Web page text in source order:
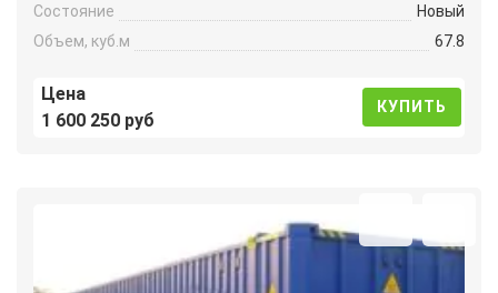
Состояние
Новый
Объем, куб.м
67.8
Цена
1 600 250 руб
КУПИТЬ